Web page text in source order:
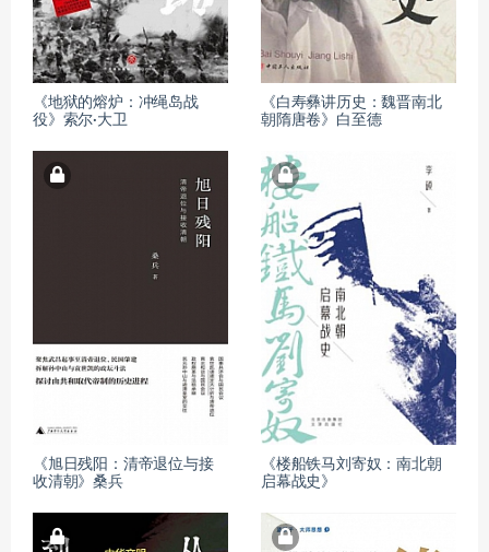
《地狱的熔炉：冲绳岛战
役》索尔·大卫
《白寿彝讲历史：魏晋南北
朝隋唐卷》白至德
《旭日残阳：清帝退位与接
收清朝》桑兵
《楼船铁马刘寄奴：南北朝
启幕战史》